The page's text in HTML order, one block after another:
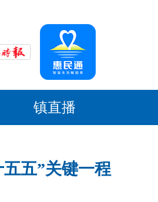
镇直播
五”关键一程